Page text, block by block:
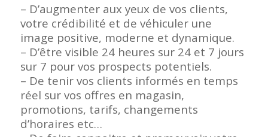
– D’augmenter aux yeux de vos clients,
votre crédibilité et de véhiculer une
image positive, moderne et dynamique.
– D’être visible 24 heures sur 24 et 7 jours
sur 7 pour vos prospects potentiels.
– De tenir vos clients informés en temps
réel sur vos offres en magasin,
promotions, tarifs, changements
d’horaires etc…